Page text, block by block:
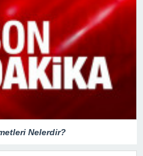
Nelerdir?